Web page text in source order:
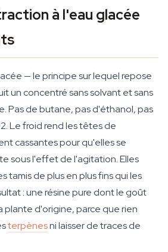
à l'eau glacée
— le principe sur lequel repose
un concentré sans solvant et sans
Pas de butane, pas d'éthanol, pas
Le froid rend les têtes de
cassantes pour qu'elles se
sous l'effet de l'agitation. Elles
tamis de plus en plus fins qui les
: une résine pure dont le goût
d'origine, parce que rien
terpènesni laisser de traces de